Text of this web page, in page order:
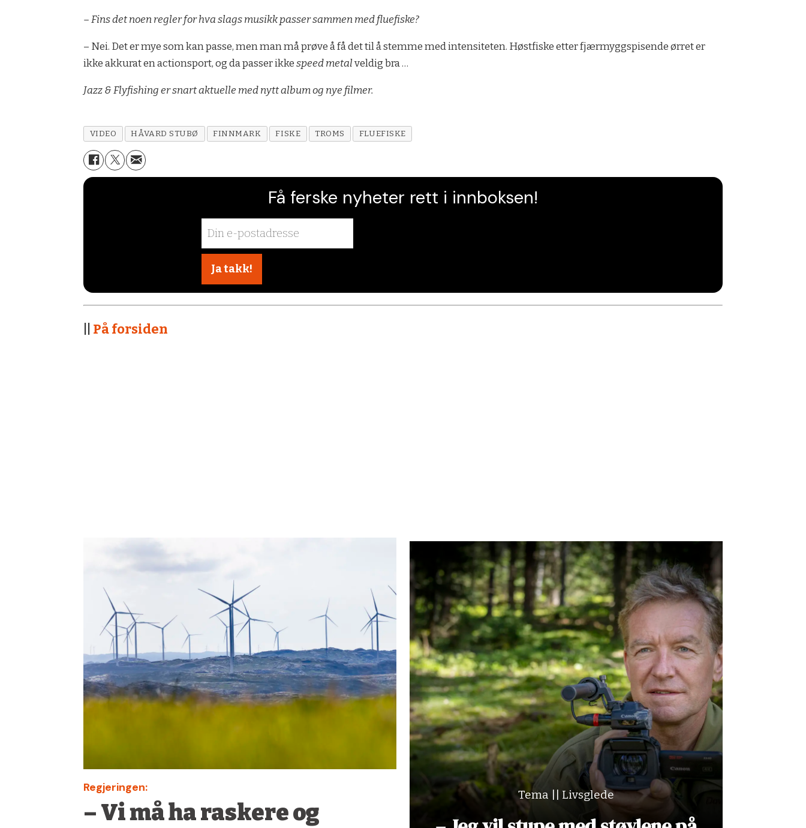
– Fins det noen regler for hva slags musikk passer sammen med fluefiske?
– Nei. Det er mye som kan passe, men man må prøve å få det til å stemme med intensiteten. Høstfiske etter fjærmyggspisende ørret er
ikke akkurat en actionsport, og da passer ikkespeed metalveldig bra …
Jazz & Flyfishing er snart aktuelle med nytt album og nye filmer.
VIDEO HÅVARD STUBØ FINNMARK FISKE TROMS FLUEFISKE
Få ferske nyheter rett i innboksen!
På forsiden
Regjeringen:
– Vi må ha raskere og
Tema || Livsglede